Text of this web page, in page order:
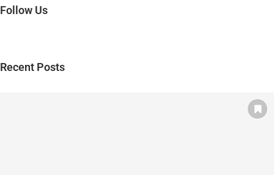
Follow Us
Recent Posts